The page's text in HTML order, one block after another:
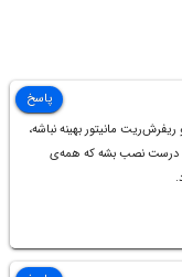
مانیتور بهینه نباشه،
درست نصب بشه که همه‌ی
پاسخ